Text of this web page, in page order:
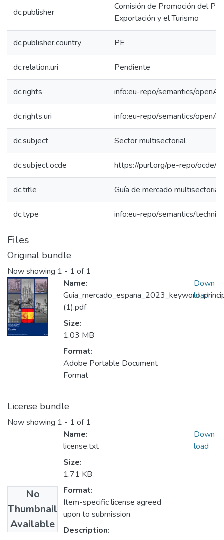
dc.publisher
Comisión de Promoción del
Exportación y el Turismo
dc.publisher.country PE
dc.relation.uri Pendiente
dc.rights info:eu-repo/semantics/
dc.rights.uri info:eu-repo/semantics/
dc.subject Sector multisectorial
dc.subject.ocde https://purl.org/pe-repo/ocde/
dc.title Guía de mercado multisectorial
dc.type info:eu-repo/semantics/
Files
Original bundle
Now showing 1 - 1 of 1
Name:
(1).pdf
Size:
1.03 MB
Format:
Adobe Portable Document
Format
Down
load
License bundle
Now showing 1 - 1 of 1
No
Thumbnail
Available
Name:
license.txt
Size:
1.71 KB
Format:
Item-specific license agreed
upon to submission
Description:
Down
load